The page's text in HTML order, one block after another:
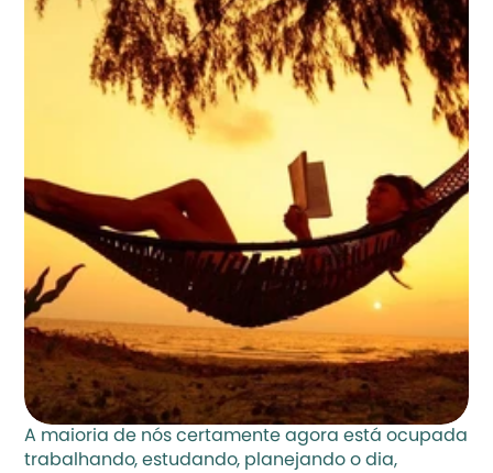
A maioria de nós certamente agora está ocupada
trabalhando, estudando, planejando o dia,